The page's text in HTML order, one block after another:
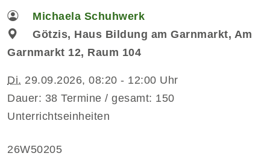
Michaela Schuhwerk
Götzis, Haus Bildung am Garnmarkt, Am
Garnmarkt 12, Raum 104
Di. 29.09.2026, 08:20 - 12:00 Uhr
Dauer: 38 Termine / gesamt: 150
Unterrichtseinheiten
26W50205